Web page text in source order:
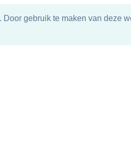
gebruik te maken van deze